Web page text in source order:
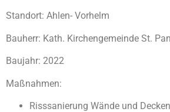
Standort: Ahlen- Vorhelm
Bauherr: Kath. Kirchengemeinde St.
Baujahr: 2022
Maßnahmen:
Risssanierung Wände und Decken